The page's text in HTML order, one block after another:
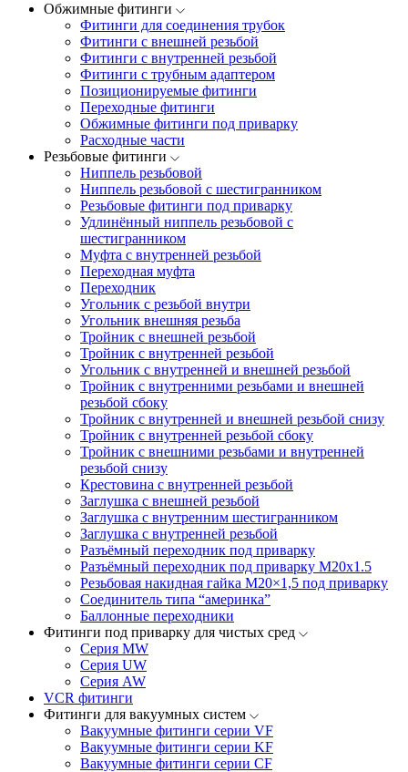
Обжимные фитинги
Фитинги для соединения трубок
Фитинги с внешней резьбой
Фитинги с внутренней резьбой
Фитинги с трубным адаптером
Позиционируемые фитинги
Переходные фитинги
Обжимные фитинги под приварку
Расходные части
Резьбовые фитинги
Ниппель резьбовой
Ниппель резьбовой с шестигранником
Резьбовые фитинги под приварку
Удлинённый ниппель резьбовой с
шестигранником
Муфта с внутренней резьбой
Переходная муфта
Переходник
Угольник с резьбой внутри
Угольник внешняя резьба
Тройник с внешней резьбой
Тройник с внутренней резьбой
Угольник с внутренней и внешней резьбой
Тройник с внутренними резьбами и внешней
резьбой сбоку
Тройник с внутренней и внешней резьбой снизу
Тройник с внутренней резьбой сбоку
Тройник с внешними резьбами и внутренней
резьбой снизу
Крестовина с внутренней резьбой
Заглушка с внешней резьбой
Заглушка с внутренним шестигранником
Заглушка с внутренней резьбой
Разъёмный переходник под приварку
Разъёмный переходник под приварку М20х1.5
Резьбовая накидная гайка M20×1,5 под приварку
Соединитель типа “америнка”
Баллонные переходники
Фитинги под приварку для чистых сред
Серия MW
Серия UW
Серия AW
VCR фитинги
Фитинги для вакуумных систем
Вакуумные фитинги серии VF
Вакуумные фитинги серии KF
Вакуумные фитинги серии CF